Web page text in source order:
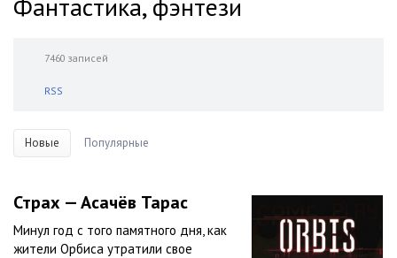
Фантастика, фэнтези
7460 записей
RSS
Новые Популярные
Страх — Асачёв Тарас
Минул год с того памятного дня, как
жители Орбиса утратили свое